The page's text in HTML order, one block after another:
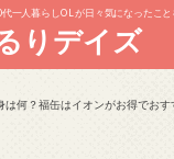
一人暮らしOL が日々気になったこと
りデイズ
何？福缶はイオンがお得でおす